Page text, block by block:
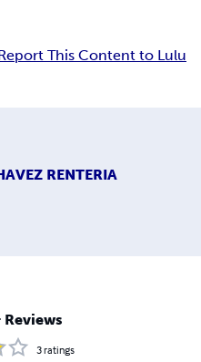
This Content to Lulu
RENTERIA
Reviews
3ratings